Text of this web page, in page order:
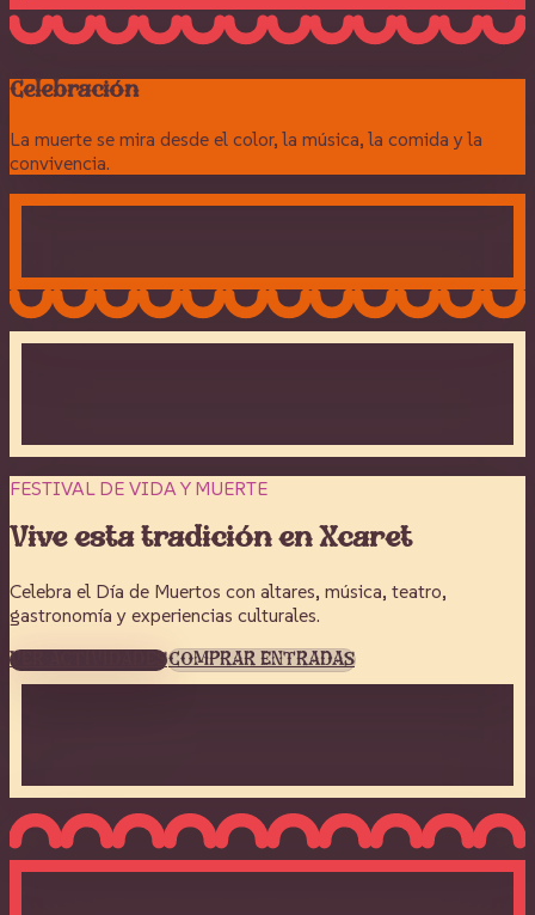
Celebración
La muerte se mira desde el color, la música, la comida y la
convivencia.
FESTIVAL DE VIDA Y MUERTE
Vive esta tradición en Xcaret
Celebra el Día de Muertos con altares, música, teatro,
gastronomía y experiencias culturales.
VER ACTIVIDADESCOMPRAR ENTRADAS